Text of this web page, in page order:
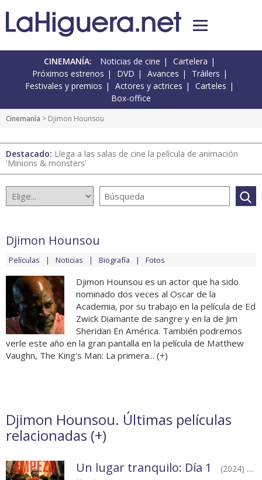
CINEMANÍA: Noticias de cine
Cartelera
Próximos estrenos
DVD Avances
Tráilers
Festivales y premios
Actores y actrices
Carteles
Box-office
Cinemanía > Djimon Hounsou
Destacado: Llega a las salas de cine la película de animación
'Minions & monsters'
Djimon Hounsou
Películas Noticias Biografía Fotos
Djimon Hounsou es un actor que ha sido
nominado dos veces al Oscar de la
Academia, por su trabajo en la película de Ed
Zwick Diamante de sangre y en la de Jim
Sheridan En América. También podremos
verle este año en la gran pantalla en la película de Matthew
Vaughn, The King's Man: La primera... (+)
Djimon Hounsou. Últimas películas
relacionadas (+)
Un lugar tranquilo: Día 1
(2024) ....